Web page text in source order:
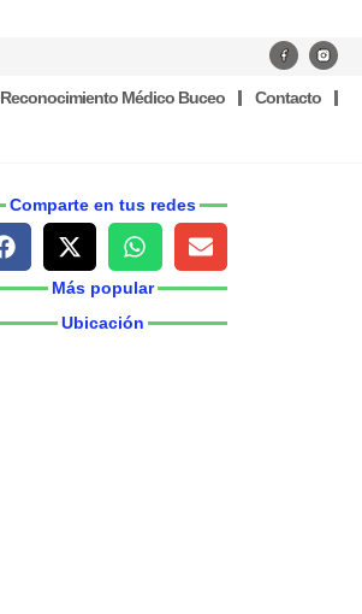
Reconocimiento Médico Buceo Contacto
Comparte en tus redes
Más popular
Ubicación